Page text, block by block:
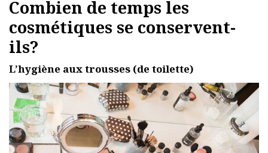
Combien de temps les
cosmétiques se conservent-
ils?
L’hygiène aux trousses (de toilette)